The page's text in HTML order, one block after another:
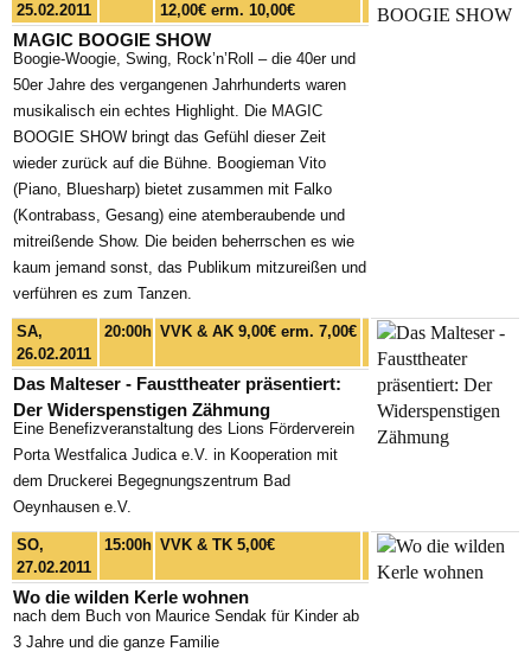
25.02.2011
12,00€ erm. 10,00€
MAGIC BOOGIE SHOW
Boogie-Woogie, Swing, Rock’n’Roll – die 40er und
50er Jahre des vergangenen Jahrhunderts waren
musikalisch ein echtes Highlight. Die MAGIC
BOOGIE SHOW bringt das Gefühl dieser Zeit
wieder zurück auf die Bühne. Boogieman Vito
(Piano, Bluesharp) bietet zusammen mit Falko
(Kontrabass, Gesang) eine atemberaubende und
mitreißende Show. Die beiden beherrschen es wie
kaum jemand sonst, das Publikum mitzureißen und
verführen es zum Tanzen.
SA,
26.02.2011
20:00h VVK & AK 9,00€ erm. 7,00€
Das Malteser - Fausttheater präsentiert:
Der Widerspenstigen Zähmung
Eine Benefizveranstaltung des Lions Förderverein
Porta Westfalica Judica e.V. in Kooperation mit
dem Druckerei Begegnungszentrum Bad
Oeynhausen e.V.
SO,
27.02.2011
15:00h VVK & TK 5,00€
Wo die wilden Kerle wohnen
nach dem Buch von Maurice Sendak für Kinder ab
3 Jahre und die ganze Familie